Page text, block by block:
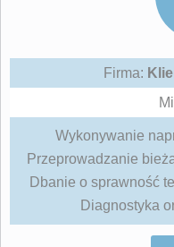
Firma:
Wykonywanie
Przeprowadzanie
Dbanie o sprawność
Diagnostyka